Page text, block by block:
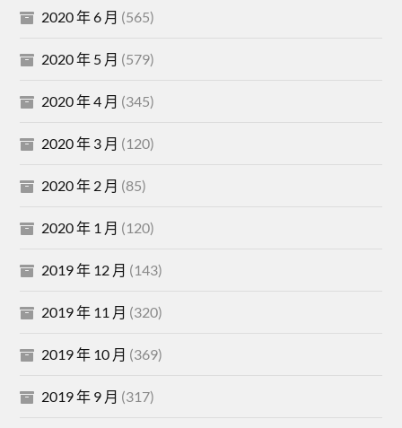
2020 年 6 月 (565)
2020 年 5 月 (579)
2020 年 4 月 (345)
2020 年 3 月 (120)
2020 年 2 月 (85)
2020 年 1 月 (120)
2019 年 12 月 (143)
2019 年 11 月 (320)
2019 年 10 月 (369)
2019 年 9 月 (317)